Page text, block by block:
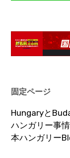
固定ページ
Hungaryと
ハンガリー事
本ハンガリー